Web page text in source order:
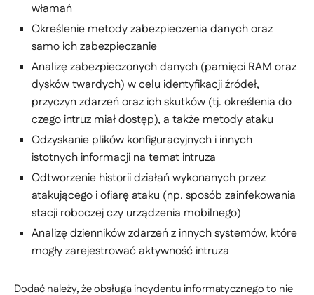
włamań
Określenie metody zabezpieczenia danych oraz
samo ich zabezpieczanie
Analizę zabezpieczonych danych (pamięci RAM oraz
dysków twardych) w celu identyfikacji źródeł,
przyczyn zdarzeń oraz ich skutków (tj. określenia do
czego intruz miał dostęp), a także metody ataku
Odzyskanie plików konfiguracyjnych i innych
istotnych informacji na temat intruza
Odtworzenie historii działań wykonanych przez
atakującego i ofiarę̨ ataku (np. sposób zainfekowania
stacji roboczej czy urządzenia mobilnego)
Analizę dzienników zdarzeń z innych systemów, które
mogły zarejestrować aktywność intruza
Dodać należy, że obsługa incydentu informatycznego to nie